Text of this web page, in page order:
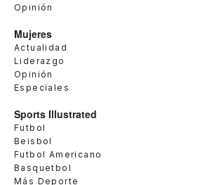
Opinión
Mujeres
Actualidad
Liderazgo
Opinión
Especiales
Sports Illustrated
Futbol
Beisbol
Futbol Americano
Basquetbol
Más Deporte